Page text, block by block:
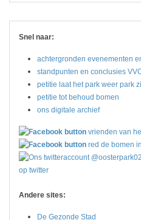
Snel naar:
achtergronden evenementen
standpunten en conclusies
petitie laat het park weer park
petitie tot behoud bomen
ons digitale archief
vrienden van
red de bomen
op twitter
Andere sites:
De Gezonde Stad